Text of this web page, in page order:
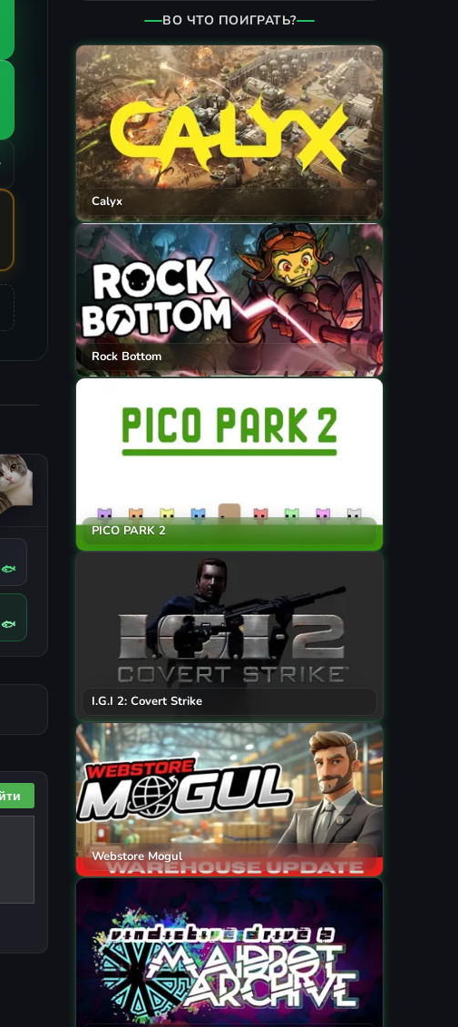
ВО ЧТО ПОИГРАТЬ?
Calyx
Rock Bottom
PICO PARK 2
I.G.I 2: Covert Strike
Webstore Mogul